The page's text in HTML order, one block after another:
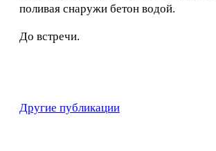
поливая снаружи бетон водой.
До встречи.
Другие публикации